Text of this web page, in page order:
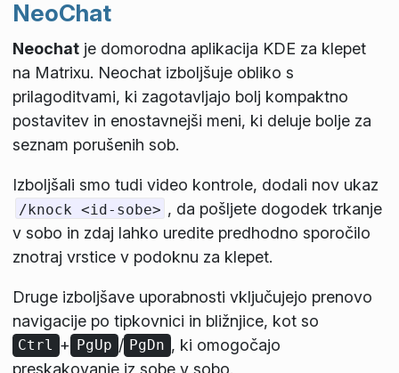
NeoChat
Neochatje domorodna aplikacija KDE za klepet
na Matrixu. Neochat izboljšuje obliko s
prilagoditvami, ki zagotavljajo bolj kompaktno
postavitev in enostavnejši meni, ki deluje bolje za
seznam porušenih sob.
Izboljšali smo tudi video kontrole, dodali nov ukaz
/knock <id-sobe> , da pošljete dogodektrkanje
v sobo in zdaj lahko uredite predhodno sporočilo
znotraj vrstice v podoknu za klepet.
Druge izboljšave uporabnosti vključujejo prenovo
navigacije po tipkovnici in bližnjice, kot so
Ctrl + PgUp / PgDn , ki omogočajo
preskakovanje iz sobe v sobo.